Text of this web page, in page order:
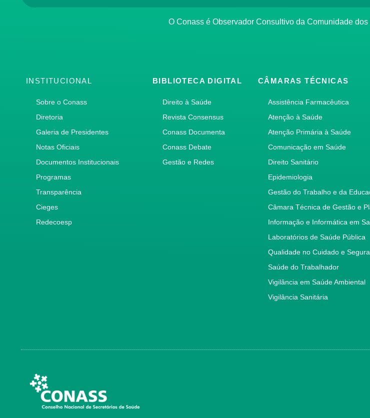
O Conass é Observador Consultivo da Comunidade
INSTITUCIONAL
Sobre o Conass
Diretoria
Galeria de Presidentes
Notas Oficiais
Documentos Institucionais
Programas
Transparência
Cieges
Redecoesp
BIBLIOTECA DIGITAL
Direito à Saúde
Revista Consensus
Conass Documenta
Conass Debate
Gestão e Redes
CÂMARAS TÉCNICAS
Assistência Farmacêutica
Atenção à Saúde
Atenção Primária à Saúde
Comunicação em Saúde
Direito Sanitário
Epidemiologia
Gestão do Trabalho e da
Câmara Técnica de Gestão e
Informação e Informática em
Laboratórios de Saúde Pública
Qualidade no Cuidado e
Saúde do Trabalhador
Vigilância em Saúde Ambiental
Vigilância Sanitária